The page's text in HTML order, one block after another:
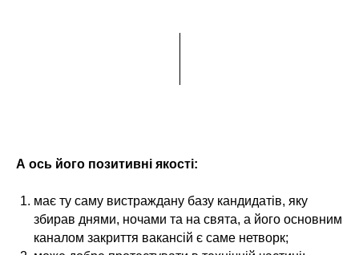
А ось його позитивні якості:
має ту саму вистраждану базу кандидатів, яку
збирав днями, ночами та на свята, а його основним
каналом закриття вакансій є саме нетворк;